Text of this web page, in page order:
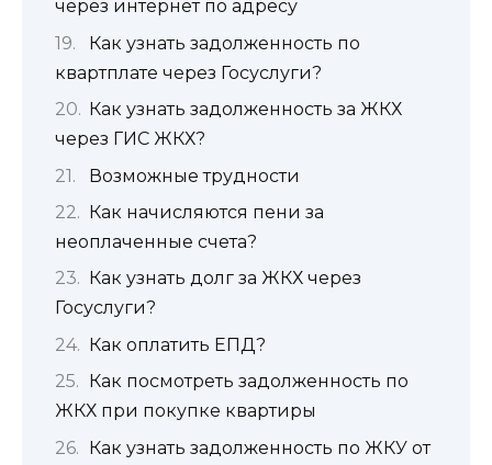
через интернет по адресу
Как узнать задолженность по
квартплате через Госуслуги?
Как узнать задолженность за ЖКХ
через ГИС ЖКХ?
Возможные трудности
Как начисляются пени за
неоплаченные счета?
Как узнать долг за ЖКХ через
Госуслуги?
Как оплатить ЕПД?
Как посмотреть задолженность по
ЖКХ при покупке квартиры
Как узнать задолженность по ЖКУ от